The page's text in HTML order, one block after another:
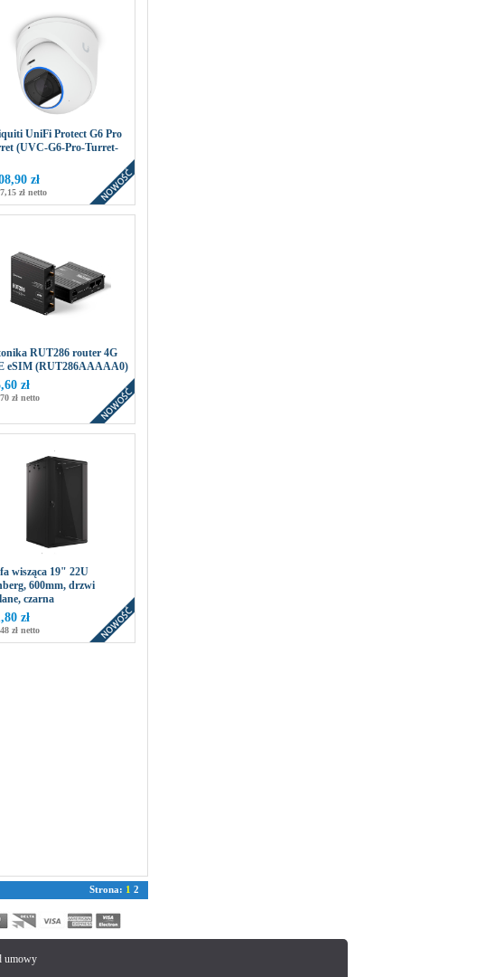
UniFi Protect G6 Pro
(UVC-G6-Pro-Turret-
zł
zł netto
RUT286 router 4G
eSIM (RUT286AAAAA0)
zł
zł netto
wisząca 19" 22U
600mm, drzwi
czarna
zł
zł netto
Strona: 1 2
umowy